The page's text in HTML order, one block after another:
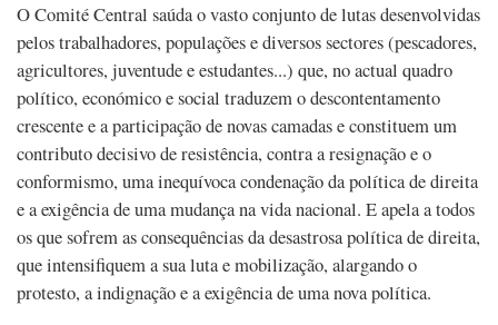
O Comité Central saúda o vasto conjunto de lutas desenvolvidas
pelos trabalhadores, populações e diversos sectores (pescadores,
agricultores, juventude e estudantes...) que, no actual quadro
político, económico e social traduzem o descontentamento
crescente e a participação de novas camadas e constituem um
contributo decisivo de resistência, contra a resignação e o
conformismo, uma inequívoca condenação da política de direita
e a exigência de uma mudança na vida nacional. E apela a todos
os que sofrem as consequências da desastrosa política de direita,
que intensifiquem a sua luta e mobilização, alargando o
protesto, a indignação e a exigência de uma nova política.